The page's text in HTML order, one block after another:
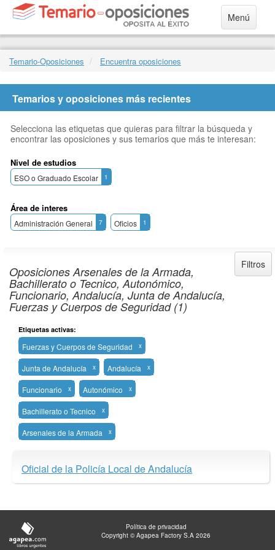
Menú
Temario-Oposiciones Encuentra oposiciones
Temarios y oposiciones más recientes
Selecciona las etiquetas que quieras para filtrar la búsqueda y
encontrar las oposiciones y sus temarios que más te interesan:
Nivel de estudios
ESO o Graduado Escolar 1
Área de interes
Administración General 7 Oficios 1
Oposiciones Arsenales de la Armada,
Bachillerato o Tecnico, Autonómico,
Funcionario, Andalucía, Junta de Andalucía,
Fuerzas y Cuerpos de Seguridad (1)
Filtros
Etiquetas activas:
Fuerzas y Cuerpos de Seguridad x
Junta de Andalucía x Andalucía x
Funcionario x Autonómico x
Bachillerato o Tecnico x
Arsenales de la Armada x
Oficial de la Policía Local de Andalucía
Política de privacidad
Copyright © Agapea Factory S.A 2026